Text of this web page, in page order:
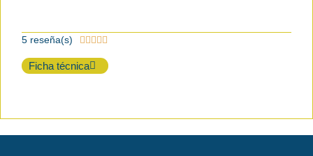
5 reseña(s)     
Ficha técnica